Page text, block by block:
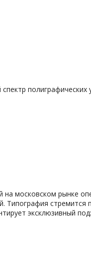
полиграфических
на московском рынке
стремится
эксклюзивный